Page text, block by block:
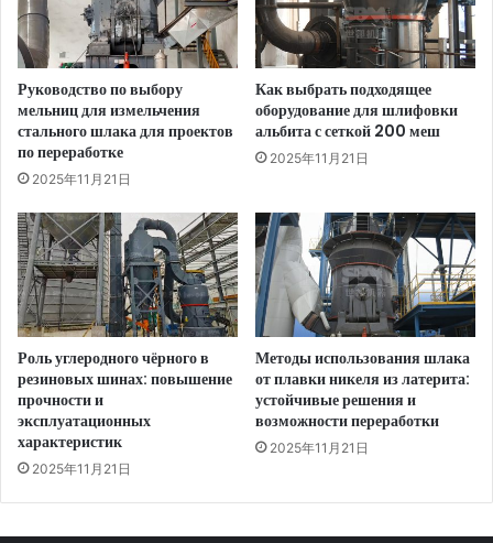
Руководство по выбору
мельниц для измельчения
стального шлака для проектов
по переработке
2025年11月21日
Как выбрать подходящее
оборудование для шлифовки
альбита с сеткой 200 меш
2025年11月21日
Роль углеродного чёрного в
резиновых шинах: повышение
прочности и
эксплуатационных
характеристик
2025年11月21日
Методы использования шлака
от плавки никеля из латерита:
устойчивые решения и
возможности переработки
2025年11月21日